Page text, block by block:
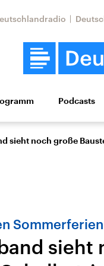
Wissen
Iran
Podcasts
sieht noch große
Sommerferien
sieht